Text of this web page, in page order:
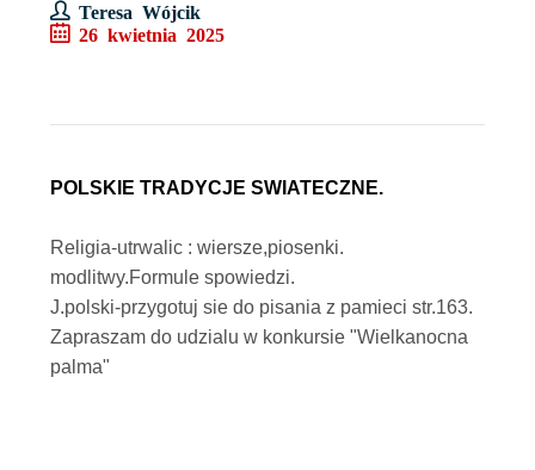
Teresa Wójcik
26 kwietnia 2025
POLSKIE TRADYCJE SWIATECZNE.
Religia-utrwalic : wiersze,piosenki.
modlitwy.Formule spowiedzi.
J.polski-przygotuj sie do pisania z pamieci str.163.
Zapraszam do udzialu w konkursie "Wielkanocna
palma"